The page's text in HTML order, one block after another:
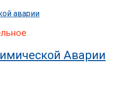
Аварии